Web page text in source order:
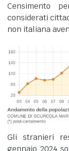
Censimento
considerati
non italiana
Gli stranieri
gennaio 2024